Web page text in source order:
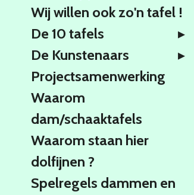
Wij willen ook zo'n tafel !
De 10 tafels
De Kunstenaars
Projectsamenwerking
Waarom
dam/schaaktafels
Waarom staan hier
dolfijnen ?
Spelregels dammen en